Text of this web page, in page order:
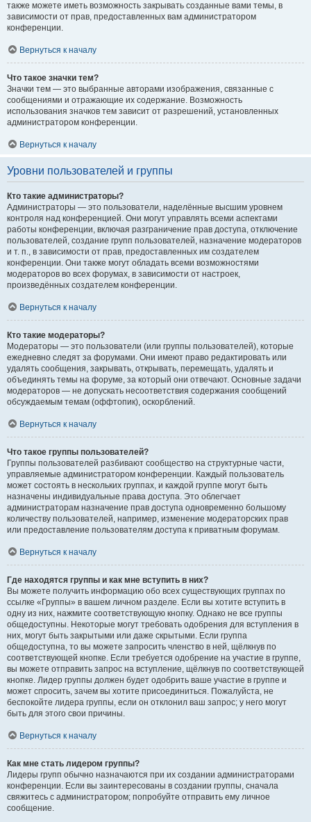
также можете иметь возможность закрывать созданные вами темы, в
зависимости от прав, предоставленных вам администратором
конференции.
Вернуться к началу
Что такое значки тем?
Значки тем — это выбранные авторами изображения, связанные с
сообщениями и отражающие их содержание. Возможность
использования значков тем зависит от разрешений, установленных
администратором конференции.
Вернуться к началу
Уровни пользователей и группы
Кто такие администраторы?
Администраторы — это пользователи, наделённые высшим уровнем
контроля над конференцией. Они могут управлять всеми аспектами
работы конференции, включая разграничение прав доступа, отключение
пользователей, создание групп пользователей, назначение модераторов
и т. п., в зависимости от прав, предоставленных им создателем
конференции. Они также могут обладать всеми возможностями
модераторов во всех форумах, в зависимости от настроек,
произведённых создателем конференции.
Вернуться к началу
Кто такие модераторы?
Модераторы — это пользователи (или группы пользователей), которые
ежедневно следят за форумами. Они имеют право редактировать или
удалять сообщения, закрывать, открывать, перемещать, удалять и
объединять темы на форуме, за который они отвечают. Основные задачи
модераторов — не допускать несоответствия содержания сообщений
обсуждаемым темам (оффтопик), оскорблений.
Вернуться к началу
Что такое группы пользователей?
Группы пользователей разбивают сообщество на структурные части,
управляемые администратором конференции. Каждый пользователь
может состоять в нескольких группах, и каждой группе могут быть
назначены индивидуальные права доступа. Это облегчает
администраторам назначение прав доступа одновременно большому
количеству пользователей, например, изменение модераторских прав
или предоставление пользователям доступа к приватным форумам.
Вернуться к началу
Где находятся группы и как мне вступить в них?
Вы можете получить информацию обо всех существующих группах по
ссылке «Группы» в вашем личном разделе. Если вы хотите вступить в
одну из них, нажмите соответствующую кнопку. Однако не все группы
общедоступны. Некоторые могут требовать одобрения для вступления в
них, могут быть закрытыми или даже скрытыми. Если группа
общедоступна, то вы можете запросить членство в ней, щёлкнув по
соответствующей кнопке. Если требуется одобрение на участие в группе,
вы можете отправить запрос на вступление, щёлкнув по соответствующей
кнопке. Лидер группы должен будет одобрить ваше участие в группе и
может спросить, зачем вы хотите присоединиться. Пожалуйста, не
беспокойте лидера группы, если он отклонил ваш запрос; у него могут
быть для этого свои причины.
Вернуться к началу
Как мне стать лидером группы?
Лидеры групп обычно назначаются при их создании администраторами
конференции. Если вы заинтересованы в создании группы, сначала
свяжитесь с администратором; попробуйте отправить ему личное
сообщение.